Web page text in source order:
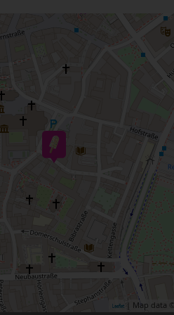
Leaflet | Map data ©